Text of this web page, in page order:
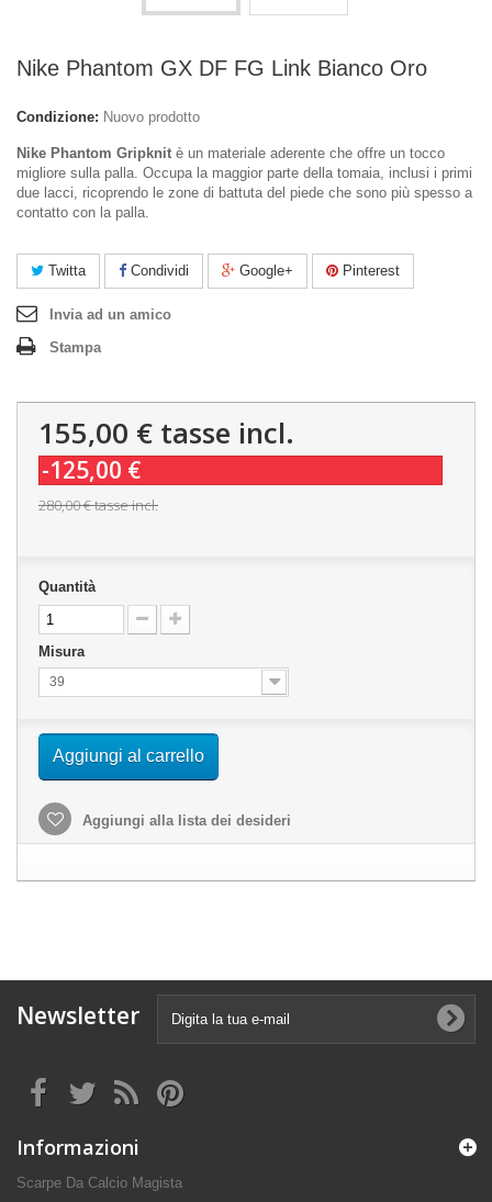
Nike Phantom GX DF FG Link Bianco Oro
Condizione: Nuovo prodotto
Nike Phantom Gripknit è un materiale aderente che offre un tocco
migliore sulla palla. Occupa la maggior parte della tomaia, inclusi i primi
due lacci, ricoprendo le zone di battuta del piede che sono più spesso a
contatto con la palla.
Twitta Condividi Google+ Pinterest
Invia ad un amico
Stampa
155,00 € tasse incl.
-125,00 €
280,00 €tasse incl.
Quantità
Misura
39
Aggiungi al carrello
Aggiungi alla lista dei desideri
Newsletter
Informazioni
Scarpe Da Calcio Magista